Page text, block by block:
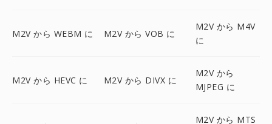
M2V から WEBM に M2V から VOB に
M2V から M4V
に
M2V から HEVC に M2V から DIVX に
M2V から
MJPEG に
M2V から MTS